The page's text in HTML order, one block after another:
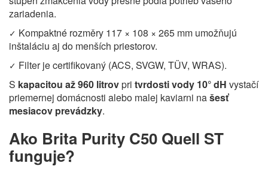
zariadenia.
✓ Kompaktné rozměry 117 × 108 × 265 mm umožňujú
inštaláciu aj do menších priestorov.
✓ Filter je certifikovaný (ACS, SVGW, TÜV, WRAS).
S kapacitou až 960 litrovpri tvrdosti vody 10° dH vystačí
priemernej domácnosti alebo malej kaviarni našesť
mesiacov prevádzky.
Ako Brita Purity C50 Quell ST
funguje?